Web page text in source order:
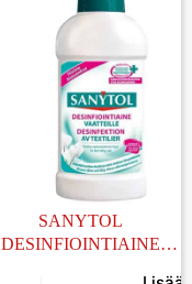
SANYTOL
DESINFIOINTIAINE